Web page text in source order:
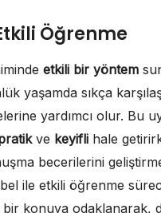
Öğrenme
etkili bir yöntem
yaşamda sıkça
yardımcı olur. Bu
ve keyifli hale
becerilerini
ile etkili öğrenme
bir konuya odaklanarak,